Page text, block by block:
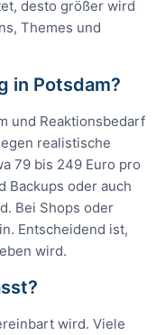
desto größer wird
Themes und
in Potsdam?
und Reaktionsbedarf
realistische
79 bis 249 Euro pro
Backups oder auch
Bei Shops oder
Entscheidend ist,
wird.
wird. Viele